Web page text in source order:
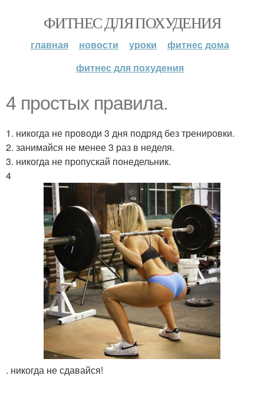
ФИТНЕС ДЛЯ ПОХУДЕНИЯ
главная новости уроки
фитнес дома
фитнес для похудения
4 простых правила.
1. никогда не проводи 3 дня подряд без тренировки.
2. занимайся не менее 3 раз в неделя.
3. никогда не пропускай понедельник.
4
. никогда не сдавайся!